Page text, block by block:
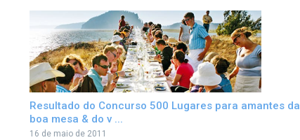
Resultado do Concurso 500 Lugares para amantes da
boa mesa & do v ...
16 de maio de 2011